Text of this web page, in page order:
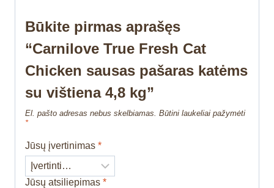
Būkite pirmas aprašęs
“Carnilove True Fresh Cat
Chicken sausas pašaras katėms
su vištiena 4,8 kg”
El. pašto adresas nebus skelbiamas. Būtini laukeliai pažymėti
*
Jūsų įvertinimas *
Jūsų atsiliepimas *